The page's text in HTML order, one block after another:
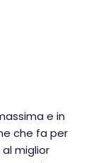
e in
che fa per
miglior